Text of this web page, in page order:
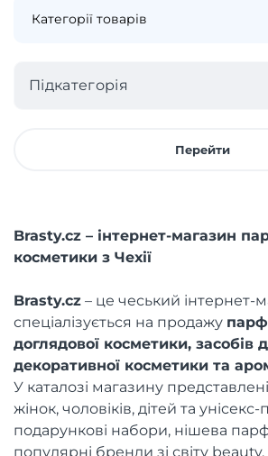
Підкатегорія
Перейти
Brasty.cz – інтернет-магазин
косметики з Чехії
Brasty.cz – це чеський інтернет-
спеціалізується на продажу
доглядової косметики, засобів
декоративної косметики та
У каталозі магазину
жінок, чоловіків, дітей та унісекс-
подарункові набори, нішева
популярні бренди зі світу